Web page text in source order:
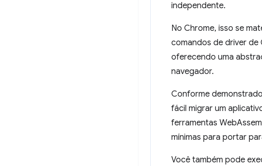
independente.
No Chrome, isso se
comandos de driver de
oferecendo uma
navegador.
Conforme
fácil migrar um
ferramentas
mínimas para portar
Você também pode